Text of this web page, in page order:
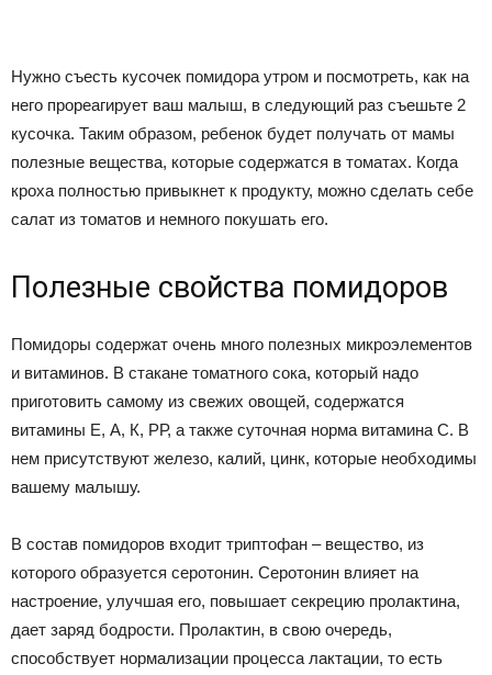
Нужно съесть кусочек помидора утром и посмотреть, как на
него прореагирует ваш малыш, в следующий раз съешьте 2
кусочка. Таким образом, ребенок будет получать от мамы
полезные вещества, которые содержатся в томатах. Когда
кроха полностью привыкнет к продукту, можно сделать себе
салат из томатов и немного покушать его.
Полезные свойства помидоров
Помидоры содержат очень много полезных микроэлементов
и витаминов. В стакане томатного сока, который надо
приготовить самому из свежих овощей, содержатся
витамины Е, А, К, РР, а также суточная норма витамина С. В
нем присутствуют железо, калий, цинк, которые необходимы
вашему малышу.
В состав помидоров входит триптофан – вещество, из
которого образуется серотонин. Серотонин влияет на
настроение, улучшая его, повышает секрецию пролактина,
дает заряд бодрости. Пролактин, в свою очередь,
способствует нормализации процесса лактации, то есть